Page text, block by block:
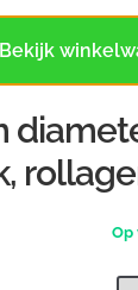
Bekijk